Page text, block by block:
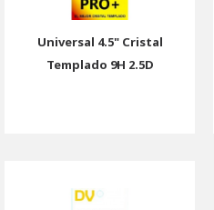
Universal 4.5" Cristal
Templado 9H 2.5D